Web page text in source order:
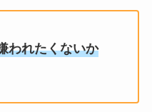
われたくないか